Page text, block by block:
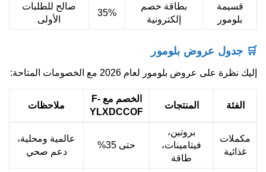
قسيمة
بلومور
بطاقة خصم
إلكترونية
35%
صالح للطلبات
الأولى
🛒 جدول عروض بلومور
إليك نظرة على عروض بلومور لعام 2026 مع الخصومات المتاحة:
الفئة المنتجات
الخصم مع F-
YLXDCCOF
ملاحظات
مكملات
غذائية
بروتين،
فيتامينات،
طاقة
حتى 35%
عالمية ومحلية،
دعم صحي